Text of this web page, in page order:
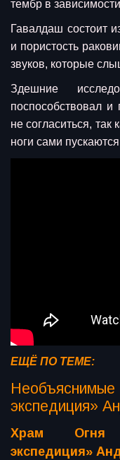
тембр в
Гавалдаш состоит
и пористость
звуков, которые
Здешние
поспособствовал
не согласиться,
ноги сами
ЕЩЁ ПО ТЕМЕ:
экспедиция»
Храм Огня
экспедиция»